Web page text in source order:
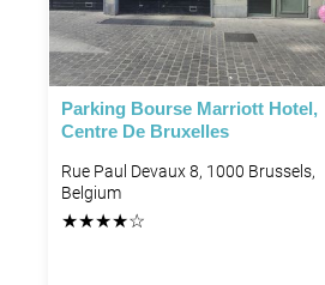
Parking Bourse Marriott Hotel,
Centre De Bruxelles
Rue Paul Devaux 8, 1000 Brussels,
Belgium
★★★★☆